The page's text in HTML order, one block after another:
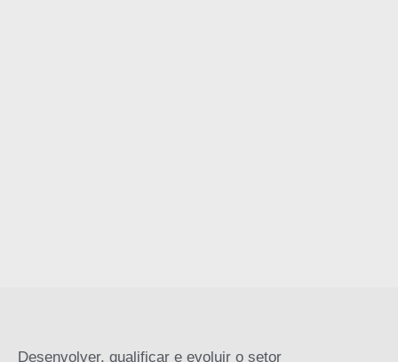
Desenvolver, qualificar e evoluir o setor